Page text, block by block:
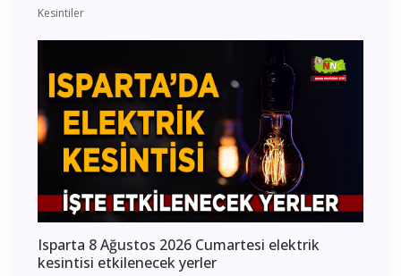
Kesintiler
Isparta 8 Ağustos 2026 Cumartesi elektrik
kesintisi etkilenecek yerler